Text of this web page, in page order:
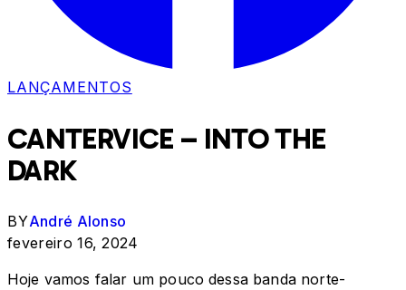
LANÇAMENTOS
CANTERVICE – INTO THE
DARK
BYAndré Alonso
fevereiro 16, 2024
Hoje vamos falar um pouco dessa banda norte-